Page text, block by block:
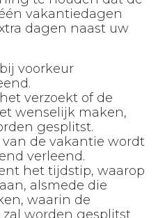
vakantiedagen
dagen naast uw
voorkeur
verzoekt of de
wenselijk maken,
gesplitst.
de vakantie wordt
verleend.
het tijdstip, waarop
alsmede die
waarin de
worden gesplitst